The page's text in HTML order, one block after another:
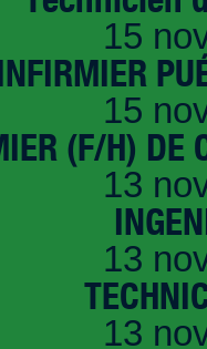
15
15
(F/H) DE
13
13
13